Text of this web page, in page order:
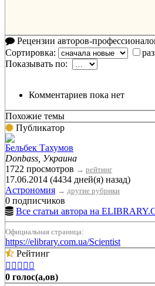
Рецензии авторов-
Сортировка:
Показывать по:
Комментариев пока нет
Похожие темы
Публикатор
Бельбек Тахумов
Donbass, Украина
1722 просмотров → рейтинг
17.06.2014 (4434 дней(я) назад)
Астрономия → другие рубрики
0 подписчиков
Все статьи автора на
Официальная страница:
https://elibrary.com.ua/Scientist
Рейтинг
    
0 голос(а,ов)